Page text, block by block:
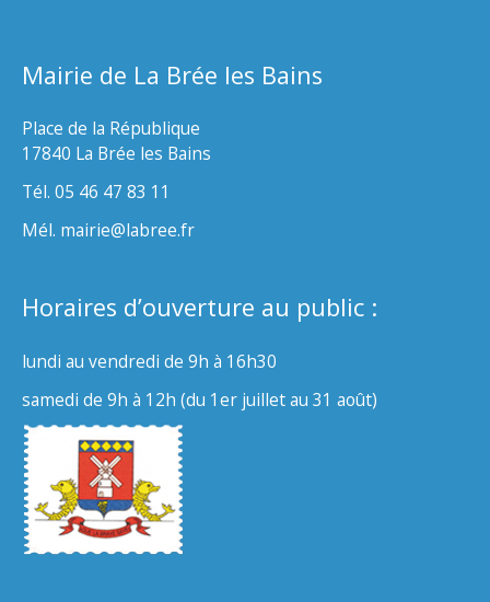
Mairie de La Brée les Bains
Place de la République
17840 La Brée les Bains
Tél. 05 46 47 83 11
Mél. mairie@labree.fr
Horaires d’ouverture au public :
lundi au vendredi de 9h à 16h30
samedi de 9h à 12h (du 1er juillet au 31 août)